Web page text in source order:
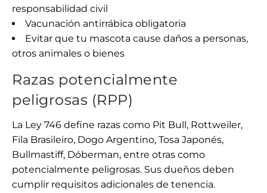
responsabilidad civil
Vacunación antirrábica obligatoria
Evitar que tu mascota cause daños a personas,
otros animales o bienes
Razas potencialmente
peligrosas (RPP)
La Ley 746 define razas como Pit Bull, Rottweiler,
Fila Brasileiro, Dogo Argentino, Tosa Japonés,
Bullmastiff, Dóberman, entre otras como
potencialmente peligrosas. Sus dueños deben
cumplir requisitos adicionales de tenencia.